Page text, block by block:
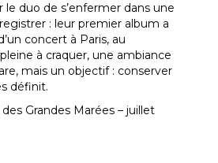
duo de s’enfermer dans une
: leur premier album a
concert à Paris, au
à craquer, une ambiance
mais un objectif : conserver
définit.
Grandes Marées – juillet